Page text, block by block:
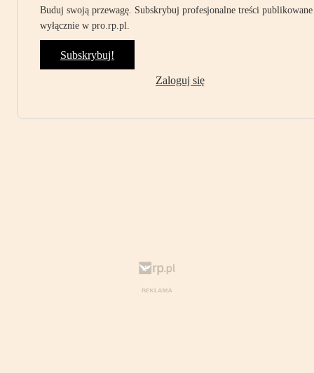
Buduj swoją przewagę. Subskrybuj profesjonalne treści publikowane
wyłącznie w pro.rp.pl.
Subskrybuj!
Zaloguj się